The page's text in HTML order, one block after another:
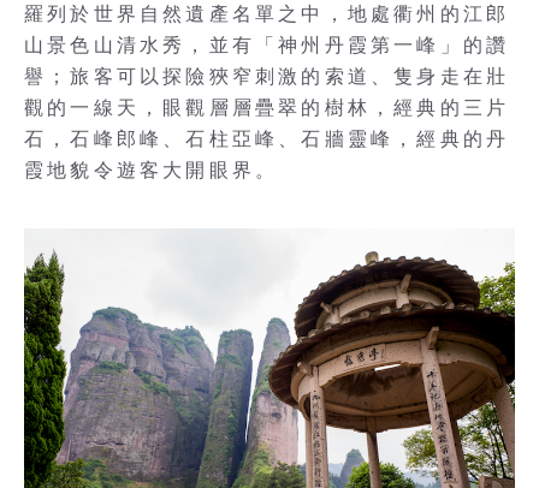
羅列於世界自然遺產名單之中，地處衢州的江郎
山景色山清水秀，並有「神州丹霞第一峰」的讚
譽；旅客可以探險狹窄刺激的索道、隻身走在壯
觀的一線天，眼觀層層疊翠的樹林，經典的三片
石，石峰郎峰、石柱亞峰、石牆靈峰，經典的丹
霞地貌令遊客大開眼界。